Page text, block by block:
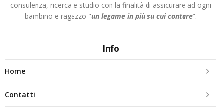
consulenza, ricerca e studio con la finalità di assicurare ad ogni
bambino e ragazzo "un legame in più su cui contare”.
Info
Home
Contatti